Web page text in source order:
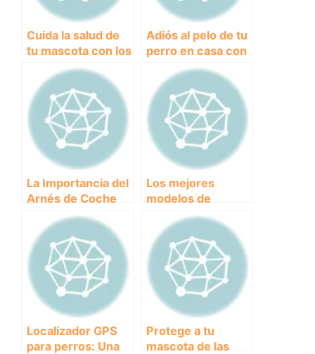
Cuida la salud de
tu mascota con los
mejores collares
antiparasitarios
para perros
Adiós al pelo de tu
perro en casa con
el mejor aspirador
para mascotas
La Importancia del
Arnés de Coche
para la Seguridad
de tu Mascota en
los Viajes
Los mejores
modelos de
aspiradoras para
mascotas y cómo
sacarles el
máximo provecho
Localizador GPS
para perros: Una
Protege a tu
mascota de las